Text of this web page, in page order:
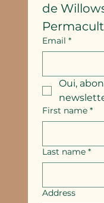
de
Email *
Oui,
First name *
Last name *
Address